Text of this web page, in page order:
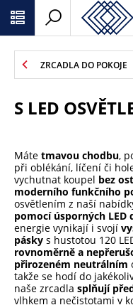
ZRCADLA DO POKOJE
S LED
Máte tmavou chodbu,
při oblékání, líčení či
vychutnat koupel bez
moderního funkčního
osvětlením z naší
pomocí úsporných LED
energie vynikají i svojí
pásky s hustotou 120
rovnoměrně a
přirozeném neutrálním
takže se hodí do
naše zrcadla splňují
vlhkem a nečistotami v